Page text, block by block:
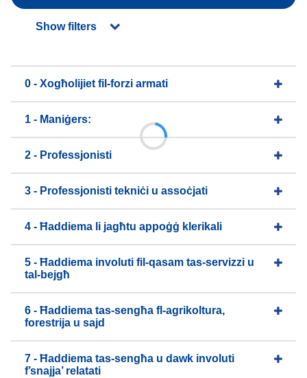
Show filters
0 - Xogħolijiet fil-forzi armati
1 - Maniġers:
2 - Professjonisti
3 - Professjonisti tekniċi u assoċjati
4 - Ħaddiema li jagħtu appoġġ klerikali
5 - Ħaddiema involuti fil-qasam tas-servizzi u
tal-bejgħ
6 - Ħaddiema tas-sengħa fl-agrikoltura,
forestrija u sajd
7 - Ħaddiema tas-sengħa u dawk involuti
f’snajja’ relatati